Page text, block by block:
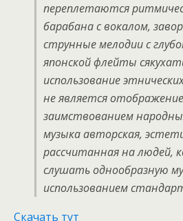
переплетаются
барабана с вокалом,
струнные мелодии с
японской флейты
использование
не является
заимствованием
музыка авторская,
рассчитанная на людей,
слушать однообразную
использованием
Скачать тут